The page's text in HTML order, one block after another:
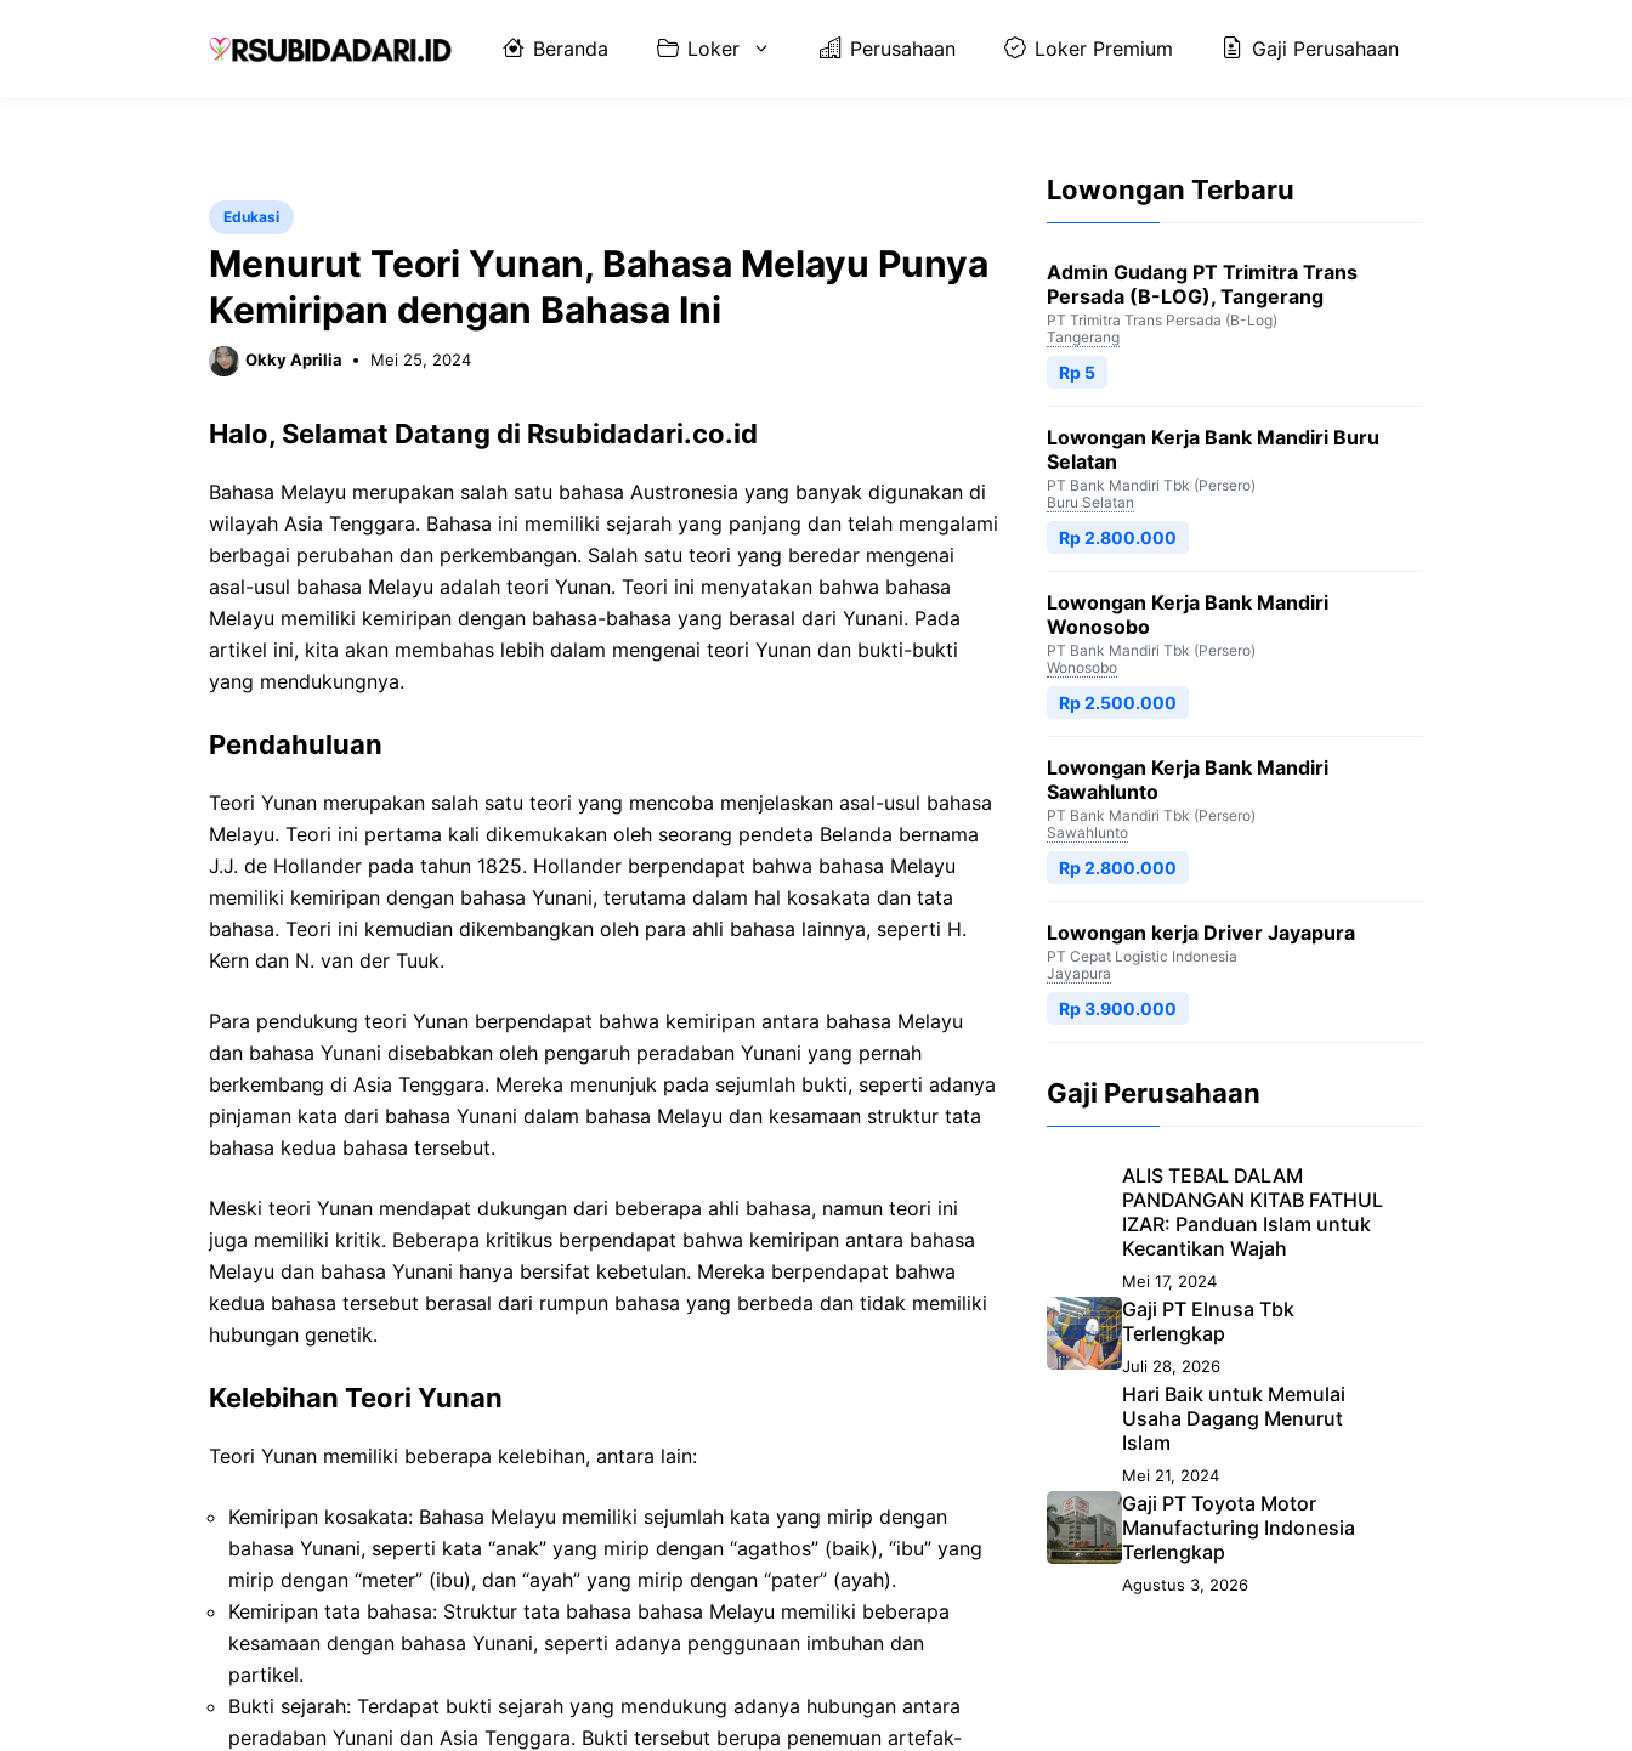
Beranda Loker Perusahaan Loker Premium Gaji Perusahaan
Edukasi
Menurut Teori Yunan, Bahasa Melayu Punya
Kemiripan dengan Bahasa Ini
Okky Aprilia Mei 25, 2024
Halo, Selamat Datang di Rsubidadari.co.id
Bahasa Melayu merupakan salah satu bahasa Austronesia yang banyak digunakan di
wilayah Asia Tenggara. Bahasa ini memiliki sejarah yang panjang dan telah mengalami
berbagai perubahan dan perkembangan. Salah satu teori yang beredar mengenai
asal-usul bahasa Melayu adalah teori Yunan. Teori ini menyatakan bahwa bahasa
Melayu memiliki kemiripan dengan bahasa-bahasa yang berasal dari Yunani. Pada
artikel ini, kita akan membahas lebih dalam mengenai teori Yunan dan bukti-bukti
yang mendukungnya.
Pendahuluan
Teori Yunan merupakan salah satu teori yang mencoba menjelaskan asal-usul bahasa
Melayu. Teori ini pertama kali dikemukakan oleh seorang pendeta Belanda bernama
J.J. de Hollander pada tahun 1825. Hollander berpendapat bahwa bahasa Melayu
memiliki kemiripan dengan bahasa Yunani, terutama dalam hal kosakata dan tata
bahasa. Teori ini kemudian dikembangkan oleh para ahli bahasa lainnya, seperti H.
Kern dan N. van der Tuuk.
Para pendukung teori Yunan berpendapat bahwa kemiripan antara bahasa Melayu
dan bahasa Yunani disebabkan oleh pengaruh peradaban Yunani yang pernah
berkembang di Asia Tenggara. Mereka menunjuk pada sejumlah bukti, seperti adanya
pinjaman kata dari bahasa Yunani dalam bahasa Melayu dan kesamaan struktur tata
bahasa kedua bahasa tersebut.
Meski teori Yunan mendapat dukungan dari beberapa ahli bahasa, namun teori ini
juga memiliki kritik. Beberapa kritikus berpendapat bahwa kemiripan antara bahasa
Melayu dan bahasa Yunani hanya bersifat kebetulan. Mereka berpendapat bahwa
kedua bahasa tersebut berasal dari rumpun bahasa yang berbeda dan tidak memiliki
hubungan genetik.
Kelebihan Teori Yunan
Teori Yunan memiliki beberapa kelebihan, antara lain:
Kemiripan kosakata: Bahasa Melayu memiliki sejumlah kata yang mirip dengan
bahasa Yunani, seperti kata “anak” yang mirip dengan “agathos” (baik), “ibu” yang
mirip dengan “meter” (ibu), dan “ayah” yang mirip dengan “pater” (ayah).
Kemiripan tata bahasa: Struktur tata bahasa bahasa Melayu memiliki beberapa
kesamaan dengan bahasa Yunani, seperti adanya penggunaan imbuhan dan
partikel.
Bukti sejarah: Terdapat bukti sejarah yang mendukung adanya hubungan antara
peradaban Yunani dan Asia Tenggara. Bukti tersebut berupa penemuan artefak-
Lowongan Terbaru
Admin Gudang PT Trimitra Trans
Persada (B-LOG), Tangerang
PT Trimitra Trans Persada (B-Log)
Tangerang
Rp 5
Lowongan Kerja Bank Mandiri Buru
Selatan
PT Bank Mandiri Tbk (Persero)
Buru Selatan
Rp 2.800.000
Lowongan Kerja Bank Mandiri
Wonosobo
PT Bank Mandiri Tbk (Persero)
Wonosobo
Rp 2.500.000
Lowongan Kerja Bank Mandiri
Sawahlunto
PT Bank Mandiri Tbk (Persero)
Sawahlunto
Rp 2.800.000
Lowongan kerja Driver Jayapura
PT Cepat Logistic Indonesia
Jayapura
Rp 3.900.000
Gaji Perusahaan
ALIS TEBAL DALAM
PANDANGAN KITAB FATHUL
IZAR: Panduan Islam untuk
Kecantikan Wajah
Mei 17, 2024
Gaji PT Elnusa Tbk
Terlengkap
Juli 28, 2026
Hari Baik untuk Memulai
Usaha Dagang Menurut
Islam
Mei 21, 2024
Gaji PT Toyota Motor
Manufacturing Indonesia
Terlengkap
Agustus 3, 2026